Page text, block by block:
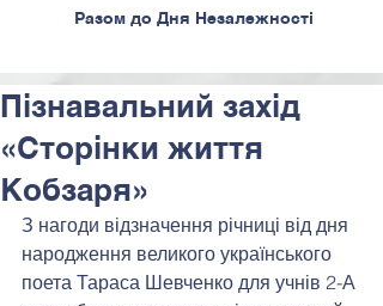
Разом до Дня Незалежності
Пізнавальний захід
«Сторінки життя
Кобзаря»
З нагоди відзначення річниці від дня
народження великого українського
поета Тараса Шевченко для учнів 2-А